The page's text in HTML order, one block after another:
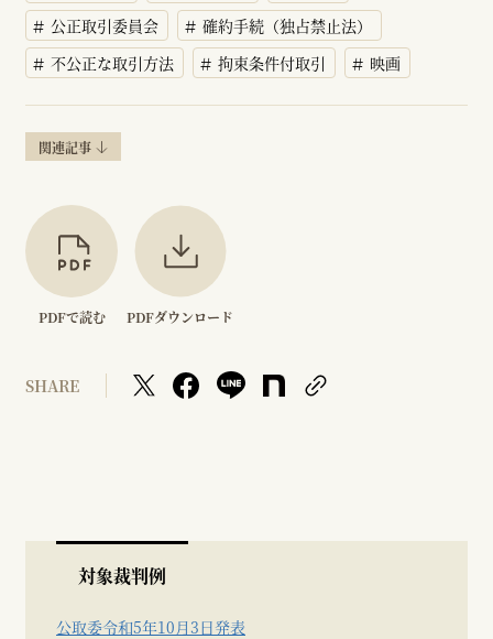
公正取引委員会
確約手続（独占禁止法）
不公正な取引方法
拘束条件付取引 映画
関連記事
PDFで読む PDFダウンロード
SHARE
対象裁判例
公取委令和5年10月3日発表